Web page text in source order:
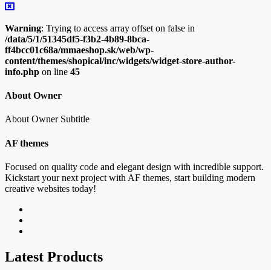
Warning: Trying to access array offset on false in
/data/5/1/51345df5-f3b2-4b89-8bca-
ff4bcc01c68a/mmaeshop.sk/web/wp-
content/themes/shopical/inc/widgets/widget-store-author-
info.php on line 45
About Owner
About Owner Subtitle
AF themes
Focused on quality code and elegant design with incredible support.
Kickstart your next project with AF themes, start building modern
creative websites today!
Latest Products